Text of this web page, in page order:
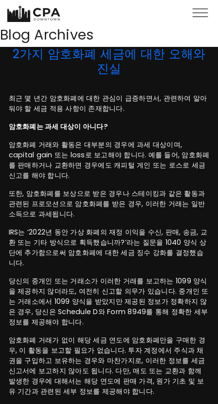
Skip to main content
Blog Archives
2가지 암호화폐 세금에 대한 오해와
진실
최근 몇 년간 암호화폐에 대한 관심이 급증하면서, 관련하여 알아
둬야 할 세금 적용 사항이 존재합니다.
암호화폐는 과세 대상이 아니다?
암호화폐 거래와 활동은 대부분의 경우에 과세 대상이며,
capital gain 또는 loss로 보고해야 합니다. 예를 들어, 암호화폐
를 판매하거나 교환하면 경우에도 캐피털 게인 또는 로스로 세금
신고를 해야 합니다.
또한, 암호화폐를 보상으로 받은 경우나 스테이킹과 같은 활동과
관련된 프로모션으로 암호화폐를 받은 경우, 이러한 거래는 일반
소득으로 과세됩니다.
IRS는 ‘2022년 동안 가상 화폐의 재정 이익을 수신, 판매, 송금, 교
환 또는 기타 방식으로 획득했습니까?’라는 질문을 1040 양식 상
단에 추가함으로써 암호화폐에 대한 세금 징수 강화를 결정했습
니다.
당신의 중개인 또는 거래소가 이러한 거래를 보고하는 1099 양식
을 제공하지 않더라도, 여전히 신고할 의무가 있습니다. 중개인 또
는 거래소에서 1099 양식을 받았지만 제공된 정보가 정확하지 않
은 경우, 당신은 Schedule D와 Form 8949를 통해 정확한 세부
정보를 제공해야 합니다.
암호화폐 거래가 없이 해당 세금 연도에 암호화폐만을 구매한 경
우, 이 활동을 보고할 필요가 없습니다. 투자 계정에서 주식과 채
권을 구입하고 보유하는 경우와 마찬가지로, 이러한 정보를 세금
신고서에 보고하지 않아도 됩니다. 다만, 매도 또는 교환과 함께
발생한 경우에 대해서는 해당 연도에 판매 가격, 원가 기초 및 보
유 기간과 관련된 세부 정보를 제공해야 합니다.